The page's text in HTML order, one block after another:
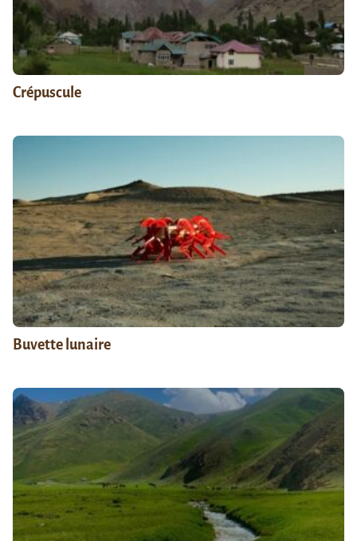
Crépuscule
Buvette lunaire